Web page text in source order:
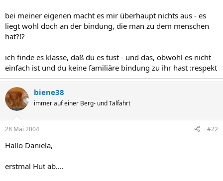
bei meiner eigenen macht es mir überhaupt nichts aus - es
liegt wohl doch an der bindung, die man zu dem menschen
hat?!?
ich finde es klasse, daß du es tust - und das, obwohl es nicht
einfach ist und du keine familiäre bindung zu ihr hast :respekt
biene38
immer auf einer Berg- und Talfahrt
28 Mai 2004 #22
Hallo Daniela,
erstmal Hut ab....